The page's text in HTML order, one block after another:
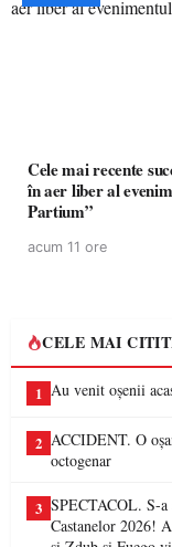
Cele mai recente
în aer liber al
Partium”
acum 11 ore
CELE MAI
1 Au venit oșenii
2 ACCIDENT. O
octogenar
3 SPECTACOL. S-
Castanelor 2026!